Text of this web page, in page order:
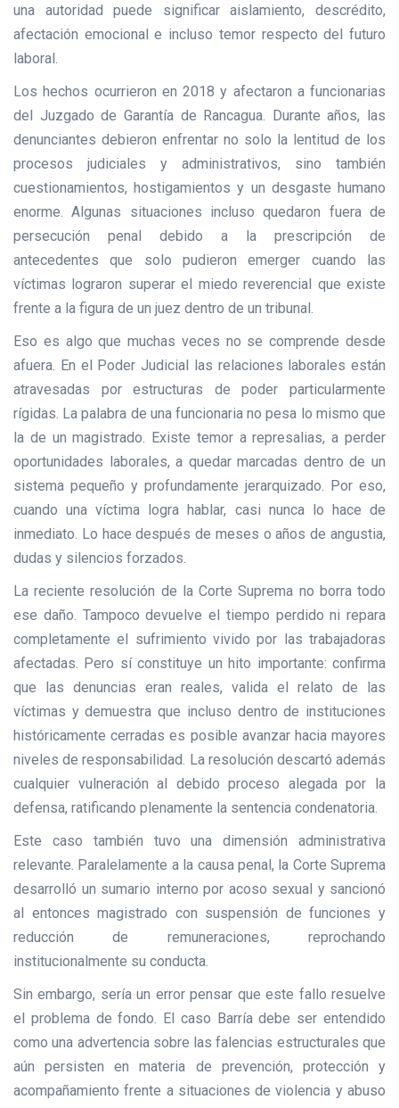
una autoridad puede significar aislamiento, descrédito,
afectación emocional e incluso temor respecto del futuro
laboral.
Los hechos ocurrieron en 2018 y afectaron a funcionarias
del Juzgado de Garantía de Rancagua. Durante años, las
denunciantes debieron enfrentar no solo la lentitud de los
procesos judiciales y administrativos, sino también
cuestionamientos, hostigamientos y un desgaste humano
enorme. Algunas situaciones incluso quedaron fuera de
persecución penal debido a la prescripción de
antecedentes que solo pudieron emerger cuando las
víctimas lograron superar el miedo reverencial que existe
frente a la figura de un juez dentro de un tribunal.
Eso es algo que muchas veces no se comprende desde
afuera. En el Poder Judicial las relaciones laborales están
atravesadas por estructuras de poder particularmente
rígidas. La palabra de una funcionaria no pesa lo mismo que
la de un magistrado. Existe temor a represalias, a perder
oportunidades laborales, a quedar marcadas dentro de un
sistema pequeño y profundamente jerarquizado. Por eso,
cuando una víctima logra hablar, casi nunca lo hace de
inmediato. Lo hace después de meses o años de angustia,
dudas y silencios forzados.
La reciente resolución de la Corte Suprema no borra todo
ese daño. Tampoco devuelve el tiempo perdido ni repara
completamente el sufrimiento vivido por las trabajadoras
afectadas. Pero sí constituye un hito importante: confirma
que las denuncias eran reales, valida el relato de las
víctimas y demuestra que incluso dentro de instituciones
históricamente cerradas es posible avanzar hacia mayores
niveles de responsabilidad. La resolución descartó además
cualquier vulneración al debido proceso alegada por la
defensa, ratificando plenamente la sentencia condenatoria.
Este caso también tuvo una dimensión administrativa
relevante. Paralelamente a la causa penal, la Corte Suprema
desarrolló un sumario interno por acoso sexual y sancionó
al entonces magistrado con suspensión de funciones y
reducción de remuneraciones, reprochando
institucionalmente su conducta.
Sin embargo, sería un error pensar que este fallo resuelve
el problema de fondo. El caso Barría debe ser entendido
como una advertencia sobre las falencias estructurales que
aún persisten en materia de prevención, protección y
acompañamiento frente a situaciones de violencia y abuso